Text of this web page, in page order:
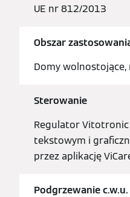
UE nr 812/2013
Obszar
Domy
Sterowanie
Regulator
tekstowym i
przez aplikację
Podgrzewanie c.w.u.